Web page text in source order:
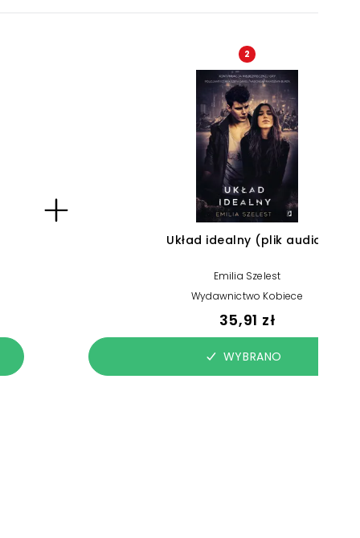
2
Układ idealny (plik audio)
Emilia Szelest
Wydawnictwo Kobiece
35,91 zł
WYBRANO